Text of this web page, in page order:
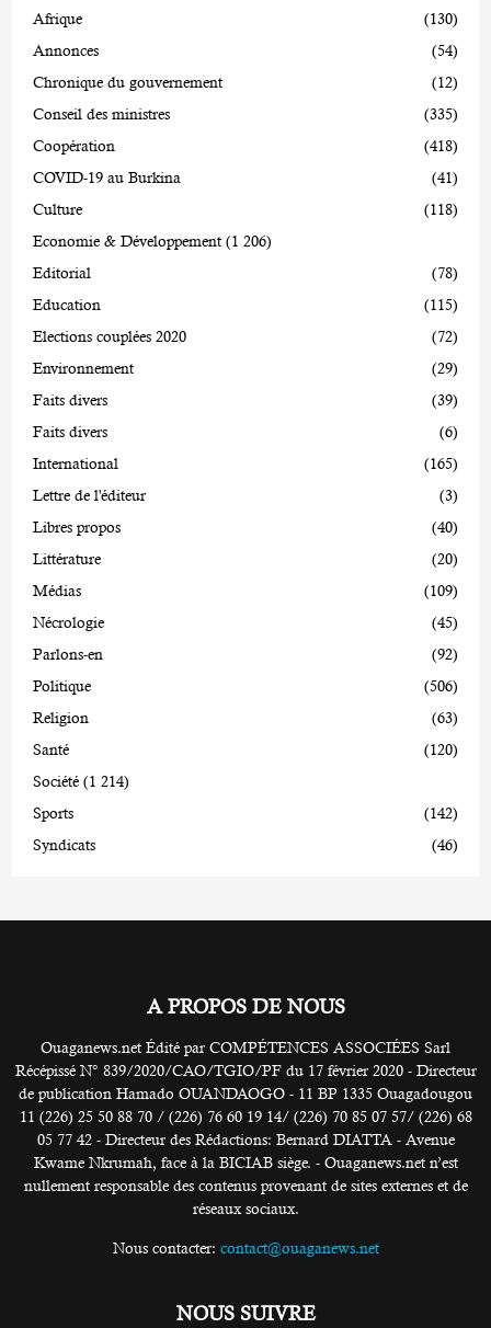
Afrique
(130)
Annonces
(54)
Chronique du gouvernement
(12)
Conseil des ministres
(335)
Coopération
(418)
COVID-19 au Burkina
(41)
Culture
(118)
Economie & Développement (1 206)
Editorial
(78)
Education
(115)
Elections couplées 2020
(72)
Environnement
(29)
Faits divers
(39)
Faits divers
(6)
International
(165)
Lettre de l'éditeur
(3)
Libres propos
(40)
Littérature
(20)
Médias
(109)
Nécrologie
(45)
Parlons-en
(92)
Politique
(506)
Religion
(63)
Santé
(120)
Société (1 214)
Sports
(142)
Syndicats
(46)
A PROPOS DE NOUS
Ouaganews.net Édité par COMPÉTENCES ASSOCIÉES Sarl
Récépissé N° 839/2020/CAO/TGIO/PF du 17 février 2020 - Directeur
de publication Hamado OUANDAOGO - 11 BP 1335 Ouagadougou
11 (226) 25 50 88 70 / (226) 76 60 19 14/ (226) 70 85 07 57/ (226) 68
05 77 42 - Directeur des Rédactions: Bernard DIATTA - Avenue
Kwame Nkrumah, face à la BICIAB siège. - Ouaganews.net n’est
nullement responsable des contenus provenant de sites externes et de
réseaux sociaux.
Nous contacter: contact@ouaganews.net
NOUS SUIVRE